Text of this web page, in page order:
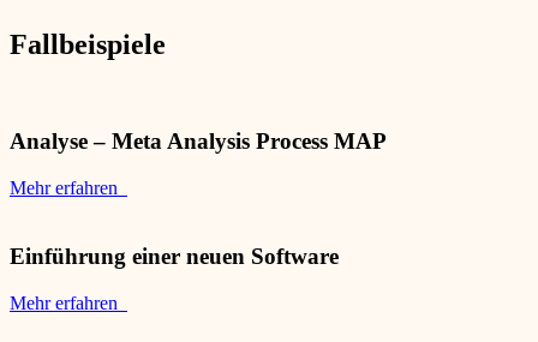
Fallbeispiele
Analyse – Meta Analysis Process MAP
Mehr erfahren
Einführung einer neuen Software
Mehr erfahren